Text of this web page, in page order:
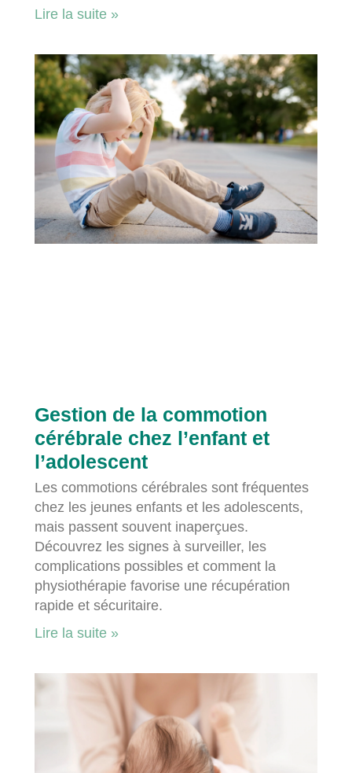
Lire la suite »
Gestion de la commotion
cérébrale chez l’enfant et
l’adolescent
Les commotions cérébrales sont fréquentes
chez les jeunes enfants et les adolescents,
mais passent souvent inaperçues.
Découvrez les signes à surveiller, les
complications possibles et comment la
physiothérapie favorise une récupération
rapide et sécuritaire.
Lire la suite »